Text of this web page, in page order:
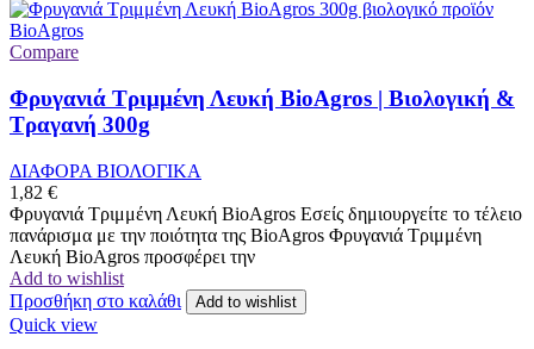
Compare
Φρυγανιά Τριμμένη Λευκή BioAgros | Βιολογική &
Τραγανή 300g
ΔΙΑΦΟΡΑ ΒΙΟΛΟΓΙΚΑ
1,82 €
Φρυγανιά Τριμμένη Λευκή BioAgros Εσείς δημιουργείτε το τέλειο
πανάρισμα με την ποιότητα της BioAgros Φρυγανιά Τριμμένη
Λευκή BioAgros προσφέρει την
Add to wishlist
Προσθήκη στο καλάθι
Add to wishlist
Quick view